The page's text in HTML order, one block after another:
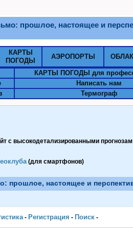
прошлое, настоящее и
КАРТЫ
ПОГОДЫ
АЭРОПОРТЫ
КАРТЫ ПОГОДЫ для
Написать нам
Термограф
с высокодетализированными
(для смартфонов)
прошлое, настоящее и
- Pегистрация - Поиск -